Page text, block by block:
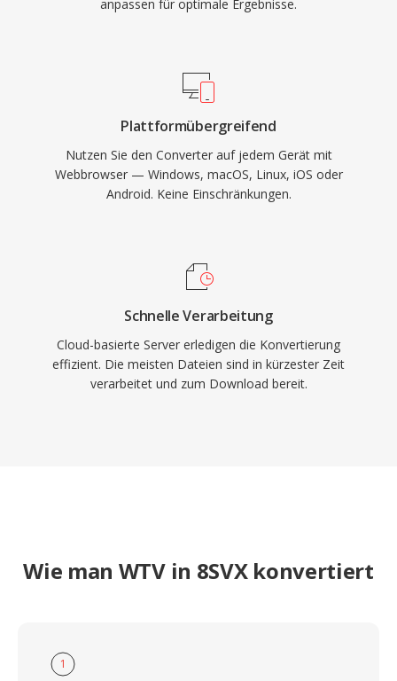
anpassen für optimale Ergebnisse.
Plattformübergreifend
Nutzen Sie den Converter auf jedem Gerät mit
Webbrowser — Windows, macOS, Linux, iOS oder
Android. Keine Einschränkungen.
Schnelle Verarbeitung
Cloud-basierte Server erledigen die Konvertierung
effizient. Die meisten Dateien sind in kürzester Zeit
verarbeitet und zum Download bereit.
Wie man WTV in 8SVX konvertiert
1